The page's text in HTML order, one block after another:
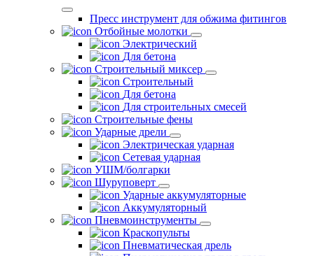
Пресс инструмент для обжима фитингов
Отбойные молотки
Электрический
Для бетона
Строительный миксер
Строительный
Для бетона
Для строительных смесей
Строительные фены
Ударные дрели
Электрическая ударная
Сетевая ударная
УШМ/болгарки
Шуруповерт
Ударные аккумуляторные
Аккумуляторный
Пневмоинструменты
Краскопульты
Пневматическая дрель